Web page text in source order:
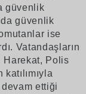
güvenlik
güvenlik
ise
Vatandaşların
Harekat, Polis
ettiği